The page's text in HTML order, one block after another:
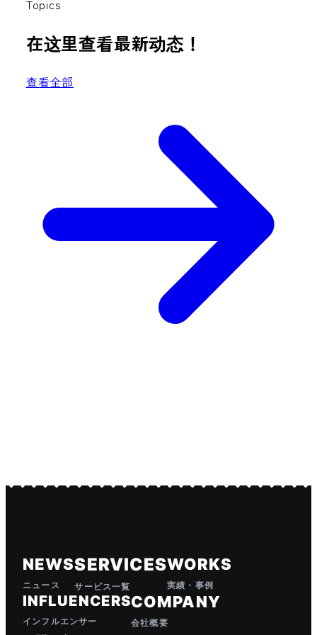
Topics
在这里查看最新动态！
查看全部
NEWS
ニュース
SERVICES
サービス一覧
WORKS
実績・事例
INFLUENCERS
インフルエンサー
COMPANY
会社概要